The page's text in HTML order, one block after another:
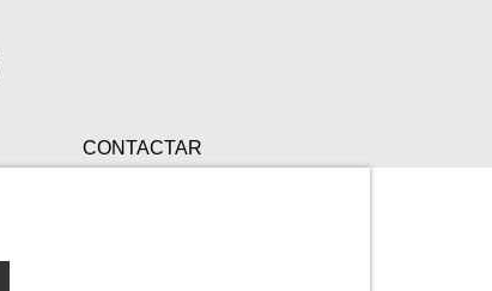
CONTACTAR